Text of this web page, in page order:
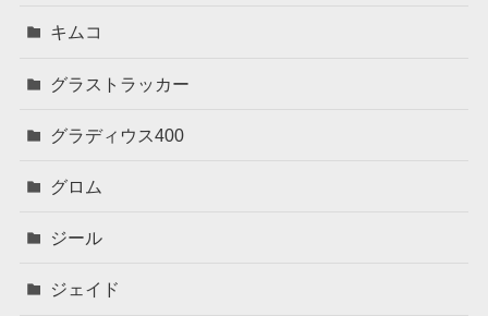
キムコ
グラストラッカー
グラディウス400
グロム
ジール
ジェイド